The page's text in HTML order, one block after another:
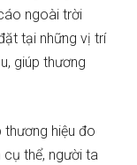
ngoài trời
tại những vị trí
giúp thương
hiệu đo
thể, người ta